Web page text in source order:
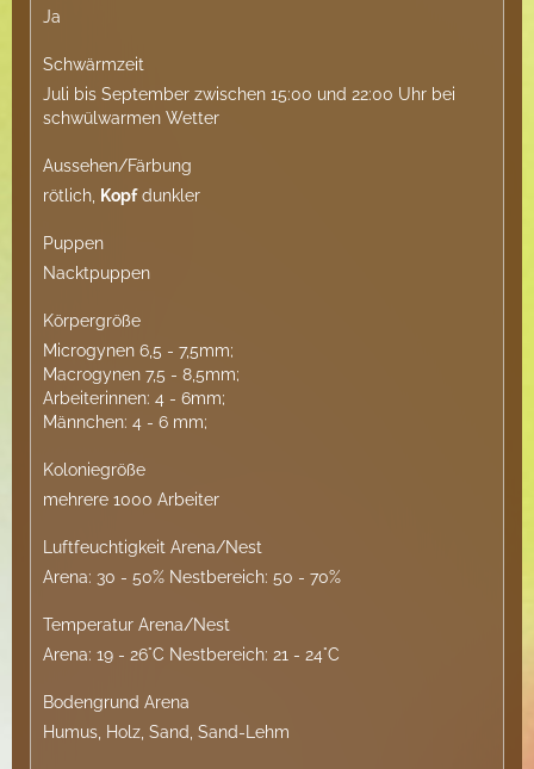
Ja
Schwärmzeit
Juli bis September zwischen 15:00 und 22:00 Uhr bei
schwülwarmen Wetter
Aussehen/Färbung
rötlich,
Kopfdunkler
Puppen
Nacktpuppen
Körpergröße
Microgynen 6,5 - 7,5mm;
Macrogynen 7,5 - 8,5mm;
Arbeiterinnen: 4 - 6mm;
Männchen: 4 - 6 mm;
Koloniegröße
mehrere 1000 Arbeiter
Luftfeuchtigkeit Arena/Nest
Arena: 30 - 50% Nestbereich: 50 - 70%
Temperatur Arena/Nest
Arena: 19 - 26°C Nestbereich: 21 - 24°C
Bodengrund Arena
Humus, Holz, Sand, Sand-Lehm